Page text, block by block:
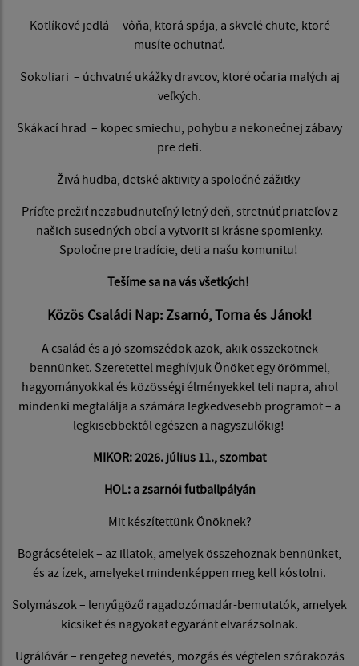
Kotlíkové jedlá – vôňa, ktorá spája, a skvelé chute, ktoré
musíte ochutnať.
Sokoliari – úchvatné ukážky dravcov, ktoré očaria malých aj
veľkých.
Skákací hrad – kopec smiechu, pohybu a nekonečnej zábavy
pre deti.
Živá hudba, detské aktivity a spoločné zážitky
Príďte prežiť nezabudnuteľný letný deň, stretnúť priateľov z
našich susedných obcí a vytvoriť si krásne spomienky.
Spoločne pre tradície, deti a našu komunitu!
Tešíme sa na vás všetkých!
Közös Családi Nap: Zsarnó, Torna és Jánok!
A család és a jó szomszédok azok, akik összekötnek
bennünket. Szeretettel meghívjuk Önöket egy örömmel,
hagyományokkal és közösségi élményekkel teli napra, ahol
mindenki megtalálja a számára legkedvesebb programot – a
legkisebbektől egészen a nagyszülőkig!
MIKOR: 2026. július 11., szombat
HOL: a zsarnói futballpályán
Mit készítettünk Önöknek?
Bográcsételek – az illatok, amelyek összehoznak bennünket,
és az ízek, amelyeket mindenképpen meg kell kóstolni.
Solymászok – lenyűgöző ragadozómadár-bemutatók, amelyek
kicsiket és nagyokat egyaránt elvarázsolnak.
Ugrálóvár – rengeteg nevetés, mozgás és végtelen szórakozás